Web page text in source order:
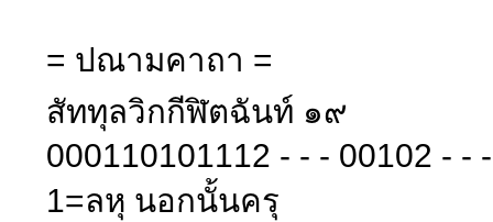
= ปณามคาถา =
สัททุลวิกกีฬิตฉันท์ ๑๙
000110101112 - - - 00102 - -
1=ลหุ นอกนั้นครุ